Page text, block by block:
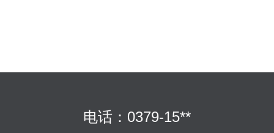
电话：0379-15**